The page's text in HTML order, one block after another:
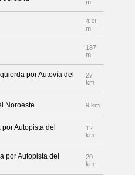
m
433
m
187
m
por Autovía del
27
km
Noroeste 9 km
Autopista del
12
km
por Autopista del
20
km